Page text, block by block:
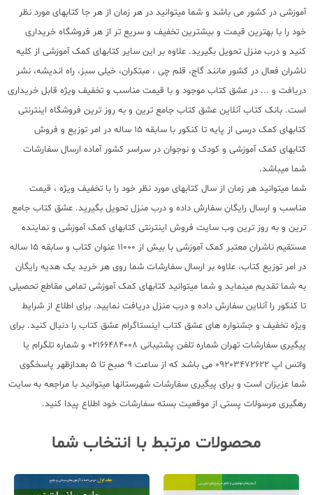
آموزشی در کشور می باشد و شما میتوانید در هر زمان از هر جا کتابهای مورد نظر
خود را با بهترین قیمت و بیشترین تخفیف و سریع تر از هر فروشگاه خریداری
کنید و درب منزل تحویل بگیرید. علاوه بر این سایر کتابهای کمک آموزشی از کلیه
ناشران فعال در کشور مانند گاج، قلم چی ، مبتکران، خیلی سبز، راه اندیشه، نشر
دریافت و ... در عشق کتاب موجود و با قیمت مناسب و تخفیف ویژه قابل خریداری
است. بانک کتاب آنلاین عشق کتاب جامع ترین و به روز ترین فروشگاه اینترنتی
کتابهای کمک درسی از پایه تا کنکور با سابقه 15 ساله در امر توزیع و فروش
کتابهای کمک آموزشی و کودک و نوجوان در سراسر کشور آماده ارسال سفارشات
شما میباشد.
شما میتوانید هر زمان از سال کتابهای مورد نظر خود را با تخفیف ویژه ، قیمت
مناسب و ارسال رایگان سفارش داده و درب منزل تحویل بگیرید. عشق کتاب جامع
ترین و به روز ترین وب سایت فروش اینترنتی کتابهای کمک آموزشی و نماینده
مستقیم ناشران معتبر کمک آموزشی با بیش از 11000 عنوان کتاب و سابقه 15 ساله
در امر توزیع کتاب، علاوه بر ارسال سفارشات شما روی هر خرید یک هدیه رایگان
به شما تقدیم مینماید و شما میتوانید کتابهای کمک آموزشی تمامی مقاطع تحصیلی
تا کنکور را آنلاین سفارش داده و درب منزل دریافت نمایید. برای اطلاع از شرایط
ویژه تخفیف و جشنواره های عشق کتاب اینستاگرام عشق کتاب را دنبال کنید. برای
پیگیری سفارشات تهران شماره تلفن پشتیبانی 02166484008 و شماره تلگرام یا
واتس اپ 09203472622 می باشد که از ساعت 9 صبح تا 5 بعدازظهر پاسخگوی
شما عزیزان است و برای پیگیری سفارشات شهرستانها میتوانید با مراجعه به سایت
رهگیری مرسولات پستی از موقعیت بسته سفارشات خود اطلاع پیدا کنید.
محصولات مرتبط با انتخاب شما